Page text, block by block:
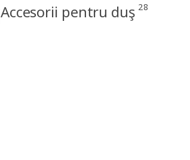
Accesorii pentru duş 28